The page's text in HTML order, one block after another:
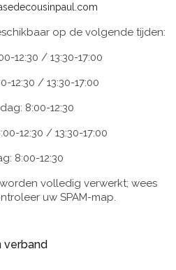
op de volgende tijden:
12:30 / 13:30-17:00
12:30 / 13:30-17:00
8:00-12:30
12:30 / 13:30-17:00
8:00-12:30
volledig verwerkt; wees
uw SPAM-map.
verband